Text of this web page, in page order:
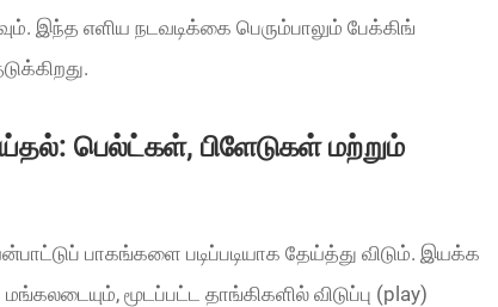
இந்த எளிய நடவடிக்கை பெரும்பாலும் பேக்கிங்
பெல்ட்கள், பிளேடுகள் மற்றும்
பாகங்களை படிப்படியாக தேய்த்து விடும். இயக்க
மூடப்பட்ட தாங்கிகளில் விடுப்பு (play)